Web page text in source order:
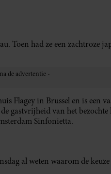
Toen had ze een zachtroze
Flagey in Brussel en is een
gastvrijheid van het
Sinfonietta.
al weten waarom de